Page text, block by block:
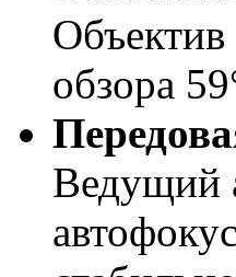
обзора
Ведущий